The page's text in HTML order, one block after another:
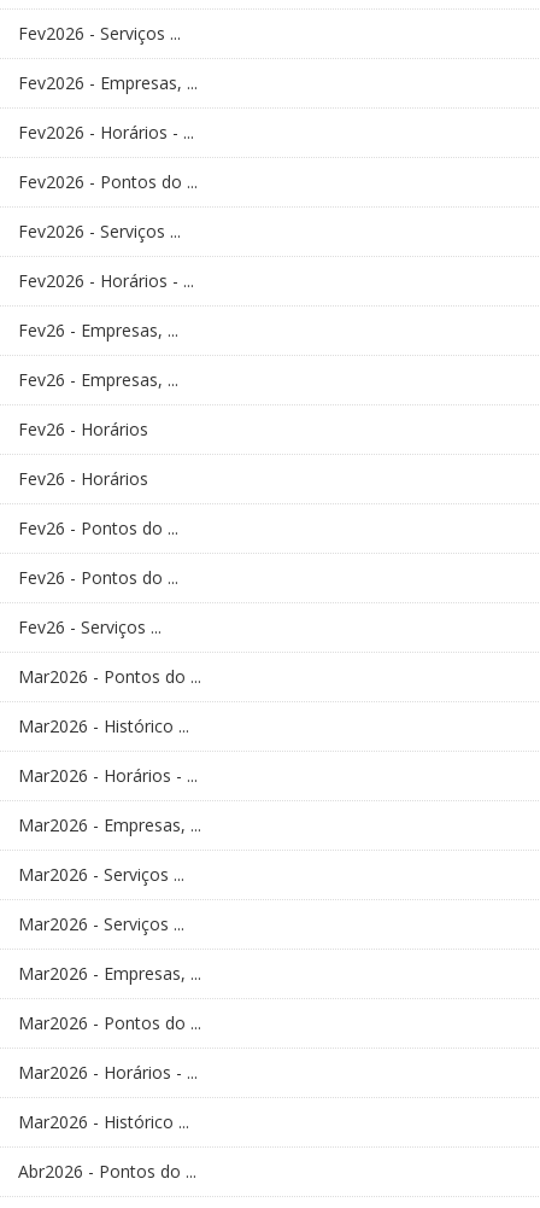
Fev2026 - Serviços ...
Fev2026 - Empresas, ...
Fev2026 - Horários - ...
Fev2026 - Pontos do ...
Fev2026 - Serviços ...
Fev2026 - Horários - ...
Fev26 - Empresas, ...
Fev26 - Empresas, ...
Fev26 - Horários
Fev26 - Horários
Fev26 - Pontos do ...
Fev26 - Pontos do ...
Fev26 - Serviços ...
Mar2026 - Pontos do ...
Mar2026 - Histórico ...
Mar2026 - Horários - ...
Mar2026 - Empresas, ...
Mar2026 - Serviços ...
Mar2026 - Serviços ...
Mar2026 - Empresas, ...
Mar2026 - Pontos do ...
Mar2026 - Horários - ...
Mar2026 - Histórico ...
Abr2026 - Pontos do ...